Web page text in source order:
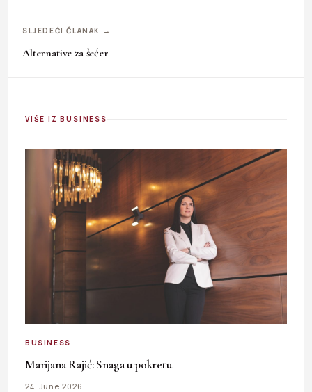
SLJEDEĆI ČLANAK →
Alternative za šećer
VIŠE IZ BUSINESS
BUSINESS
Marijana Rajić: Snaga u pokretu
24. June 2026.